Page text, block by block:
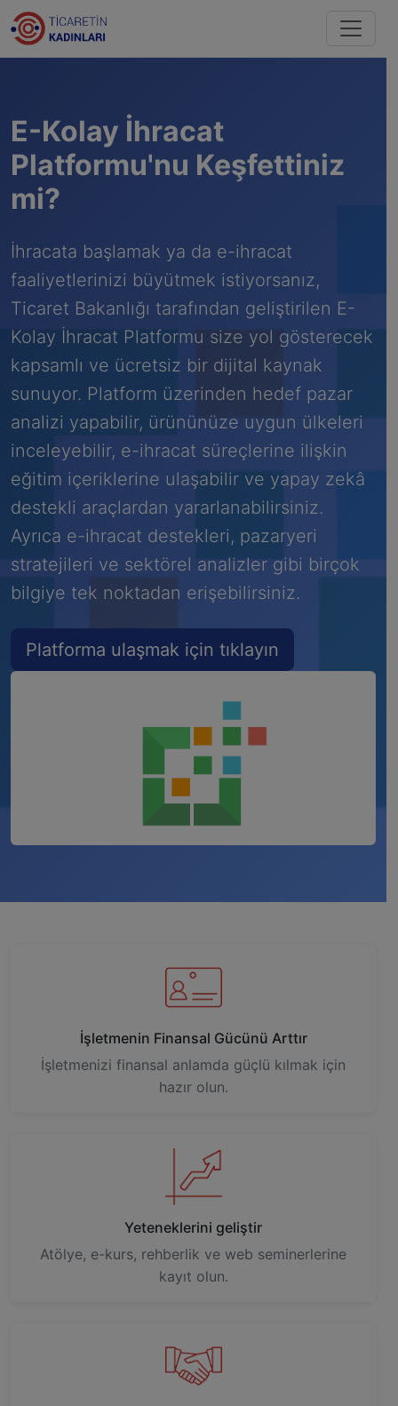
E-Kolay İhracat
Platformu'nu Keşfettiniz
mi?
İhracata başlamak ya da e-ihracat
faaliyetlerinizi büyütmek istiyorsanız,
Ticaret Bakanlığı tarafından geliştirilen E-
Kolay İhracat Platformu size yol gösterecek
kapsamlı ve ücretsiz bir dijital kaynak
sunuyor. Platform üzerinden hedef pazar
analizi yapabilir, ürününüze uygun ülkeleri
inceleyebilir, e-ihracat süreçlerine ilişkin
eğitim içeriklerine ulaşabilir ve yapay zekâ
destekli araçlardan yararlanabilirsiniz.
Ayrıca e-ihracat destekleri, pazaryeri
stratejileri ve sektörel analizler gibi birçok
bilgiye tek noktadan erişebilirsiniz.
Platforma ulaşmak için tıklayın
İşletmenin Finansal Gücünü Arttır
İşletmenizi finansal anlamda güçlü kılmak için
hazır olun.
Yeteneklerini geliştir
Atölye, e-kurs, rehberlik ve web seminerlerine
kayıt olun.